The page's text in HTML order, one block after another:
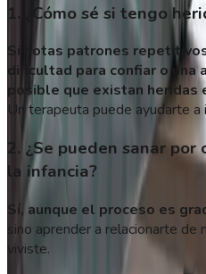
1. ¿Cómo sé si tengo
Si notas patrones
dificultad para confiar o una
posible que existan heridas
Un terapeuta puede ayudarte
2. ¿Se pueden sanar
la infancia?
Sí, aunque el proceso es
sino aprender a relacionarte de
viviste.